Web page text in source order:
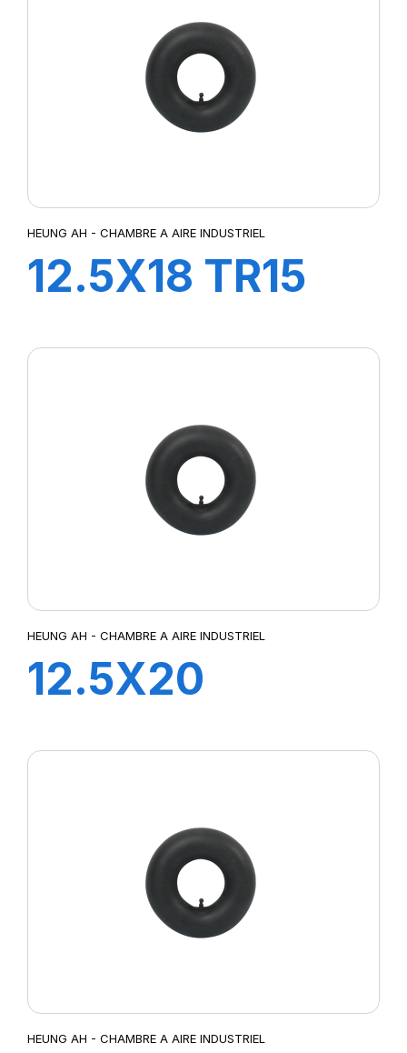
HEUNG AH - CHAMBRE A AIRE INDUSTRIEL
12.5X18 TR15
HEUNG AH - CHAMBRE A AIRE INDUSTRIEL
12.5X20
HEUNG AH - CHAMBRE A AIRE INDUSTRIEL